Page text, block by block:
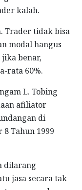
kalah.
Trader tidak bisa
modal hangus
benar,
rata 60%.
L. Tobing
afiliator
di
8 Tahun 1999
dilarang
jasa secara tak